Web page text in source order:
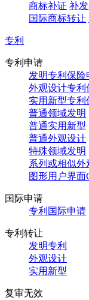
商标补证 补
国际商标转让
专利
专利申请
发明专利保险
外观设计专利
实用新型专利
普通领域发明
普通实用新型
普通外观设计
特殊领域发明
系列或相似外
图形用户界
国际申请
专利国际申请
专利转让
发明专利
外观设计
实用新型
复审无效